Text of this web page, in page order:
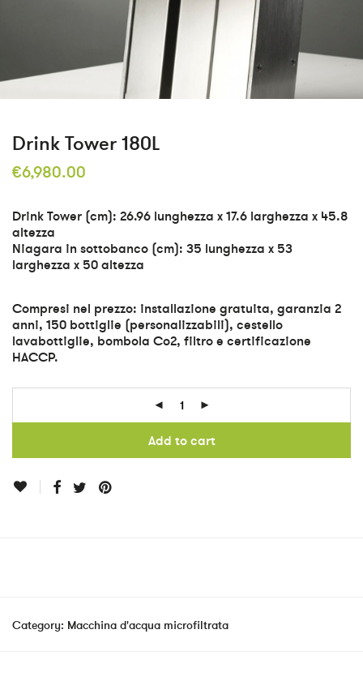
Drink Tower 180L
€6,980.00
Drink Tower (cm): 26.96 lunghezza x 17.6 larghezza x 45.8
altezza
Niagara in sottobanco (cm): 35 lunghezza x 53
larghezza x 50 altezza
Compresi nel prezzo: installazione gratuita, garanzia 2
anni, 150 bottiglie (personalizzabili), cestello
lavabottiglie, bombola Co2, filtro e certificazione
HACCP.
Add to cart
Category: Macchina d'acqua microfiltrata